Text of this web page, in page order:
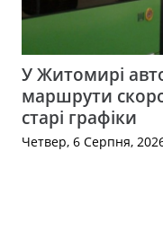
У Житомирі
маршрути
старі графіки
Четвер, 6 Серпня,